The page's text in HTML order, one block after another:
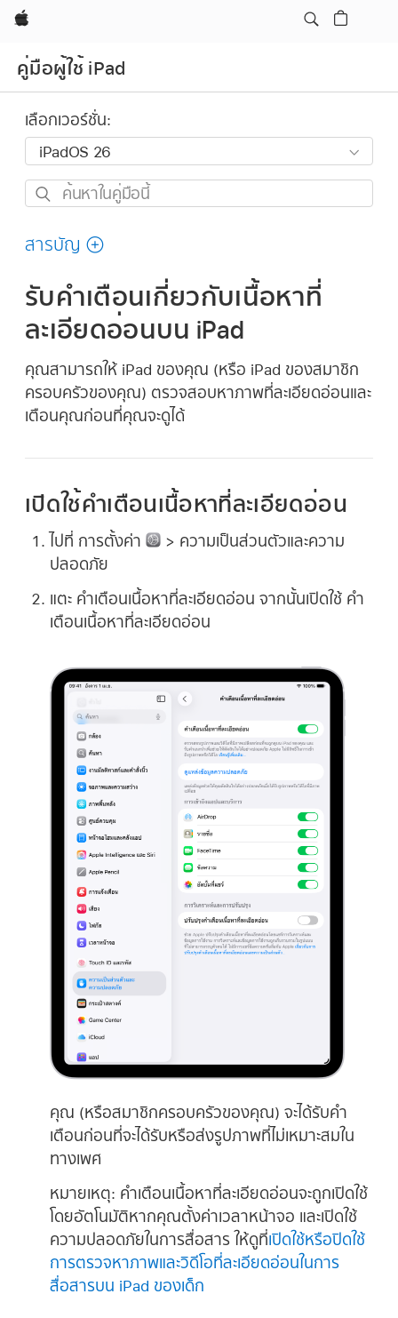
Apple
คู่มือผู้ใช้ iPad
เลือกเวอร์ชั่น:
ค้นหา
คู่มือ
สารบัญ
รับคำเตือนเกี่ยวกับเนื้อหาที่
ละเอียดอ่อนบน iPad
คุณสามารถให้ iPad ของคุณ (หรือ iPad ของสมาชิก
ครอบครัวของคุณ) ตรวจสอบหาภาพที่ละเอียดอ่อนและ
เตือนคุณก่อนที่คุณจะดูได้
เปิดใช้คำเตือนเนื้อหาที่ละเอียดอ่อน
ไปที่ การตั้งค่า
> ความเป็นส่วนตัวและความ
ปลอดภัย
แตะ คำเตือนเนื้อหาที่ละเอียดอ่อน จากนั้นเปิดใช้ คำ
เตือนเนื้อหาที่ละเอียดอ่อน
คุณ (หรือสมาชิกครอบครัวของคุณ) จะได้รับคำ
เตือนก่อนที่จะได้รับหรือส่งรูปภาพที่ไม่เหมาะสมใน
ทางเพศ
หมายเหตุ: คำเตือนเนื้อหาที่ละเอียดอ่อนจะถูกเปิดใช้
โดยอัตโนมัติหากคุณตั้งค่าเวลาหน้าจอ และเปิดใช้
ความปลอดภัยในการสื่อสาร ให้ดูที่เปิดใช้หรือปิดใช้
การตรวจหาภาพและวิดีโอที่ละเอียดอ่อนในการ
สื่อสารบน iPad ของเด็ก